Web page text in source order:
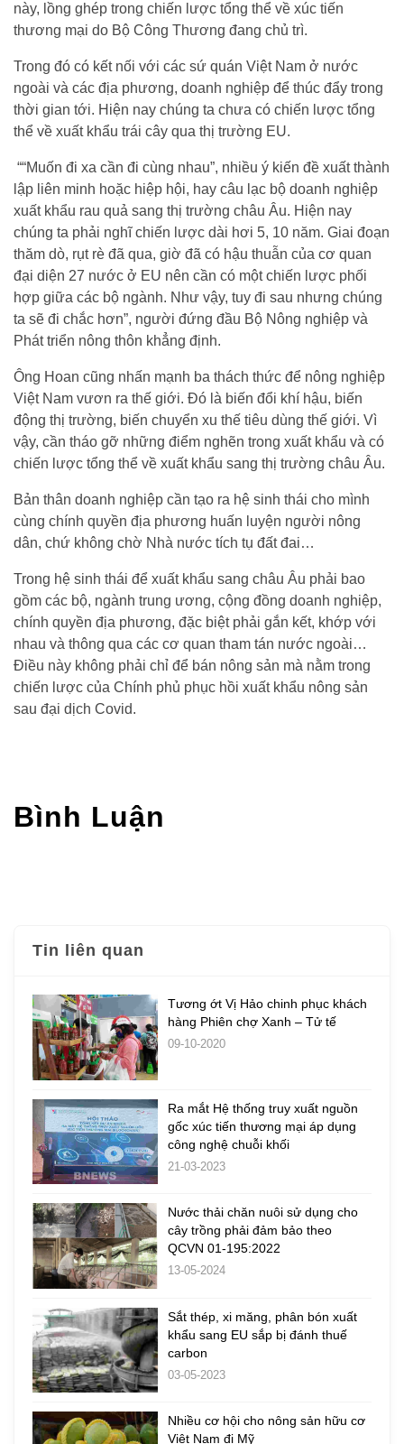
này, lồng ghép trong chiến lược tổng thể về xúc tiến
thương mại do Bộ Công Thương đang chủ trì.
Trong đó có kết nối với các sứ quán Việt Nam ở nước
ngoài và các địa phương, doanh nghiệp để thúc đẩy trong
thời gian tới. Hiện nay chúng ta chưa có chiến lược tổng
thể về xuất khẩu trái cây qua thị trường EU.
““Muốn đi xa cần đi cùng nhau”, nhiều ý kiến đề xuất thành
lập liên minh hoặc hiệp hội, hay câu lạc bộ doanh nghiệp
xuất khẩu rau quả sang thị trường châu Âu. Hiện nay
chúng ta phải nghĩ chiến lược dài hơi 5, 10 năm. Giai đoạn
thăm dò, rụt rè đã qua, giờ đã có hậu thuẫn của cơ quan
đại diện 27 nước ở EU nên cần có một chiến lược phối
hợp giữa các bộ ngành. Như vậy, tuy đi sau nhưng chúng
ta sẽ đi chắc hơn”, người đứng đầu Bộ Nông nghiệp và
Phát triển nông thôn khẳng định.
Ông Hoan cũng nhấn mạnh ba thách thức để nông nghiệp
Việt Nam vươn ra thế giới. Đó là biến đổi khí hậu, biến
động thị trường, biến chuyển xu thế tiêu dùng thế giới. Vì
vậy, cần tháo gỡ những điểm nghẽn trong xuất khẩu và có
chiến lược tổng thể về xuất khẩu sang thị trường châu Âu.
Bản thân doanh nghiệp cần tạo ra hệ sinh thái cho mình
cùng chính quyền địa phương huấn luyện người nông
dân, chứ không chờ Nhà nước tích tụ đất đai…
Trong hệ sinh thái để xuất khẩu sang châu Âu phải bao
gồm các bộ, ngành trung ương, cộng đồng doanh nghiệp,
chính quyền địa phương, đặc biệt phải gắn kết, khớp với
nhau và thông qua các cơ quan tham tán nước ngoài…
Điều này không phải chỉ để bán nông sản mà nằm trong
chiến lược của Chính phủ phục hồi xuất khẩu nông sản
sau đại dịch Covid.
Bình Luận
Tin liên quan
Tương ớt Vị Hảo chinh phục khách
hàng Phiên chợ Xanh – Tử tế
09-10-2020
Ra mắt Hệ thống truy xuất nguồn
gốc xúc tiến thương mại áp dụng
công nghệ chuỗi khối
21-03-2023
Nước thải chăn nuôi sử dụng cho
cây trồng phải đảm bảo theo
QCVN 01-195:2022
13-05-2024
Sắt thép, xi măng, phân bón xuất
khẩu sang EU sắp bị đánh thuế
carbon
03-05-2023
Nhiều cơ hội cho nông sản hữu cơ
Việt Nam đi Mỹ